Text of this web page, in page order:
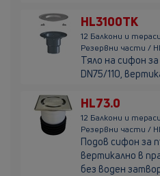
HL3100TK
12 Балкони и
Резервни части /
Тяло на сифон
DN75/110,
HL73.0
12 Балкони и
Резервни части /
Подов сифон за
вертикално в
без воден